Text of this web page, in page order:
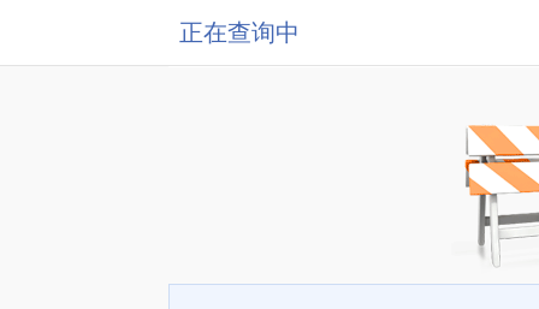
正在查询中